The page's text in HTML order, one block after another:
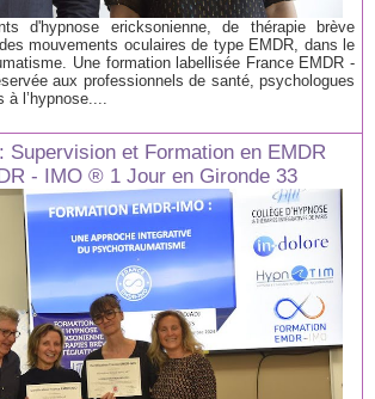
d'hypnose ericksonienne, de thérapie brève
mouvements oculaires de type EMDR, dans le
Une formation labellisée France EMDR -
aux professionnels de santé, psychologues
l’hypnose....
Supervision et Formation en EMDR
- IMO ® 1 Jour en Gironde 33